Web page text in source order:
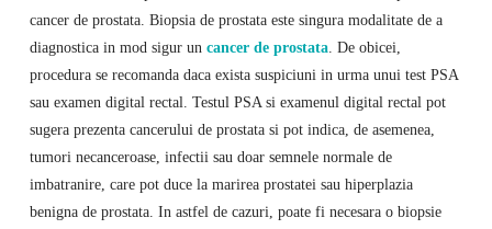
cancer de prostata. Biopsia de prostata este singura modalitate de a
diagnostica in mod sigur un cancer de prostata. De obicei,
procedura se recomanda daca exista suspiciuni in urma unui test PSA
sau examen digital rectal. Testul PSA si examenul digital rectal pot
sugera prezenta cancerului de prostata si pot indica, de asemenea,
tumori necanceroase, infectii sau doar semnele normale de
imbatranire, care pot duce la marirea prostatei sau hiperplazia
benigna de prostata. In astfel de cazuri, poate fi necesara o biopsie